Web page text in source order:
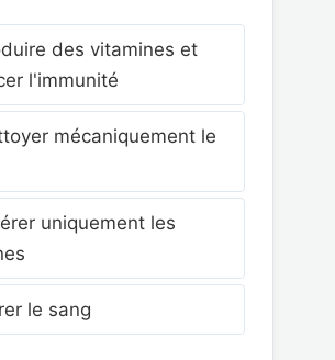
des vitamines et
l'immunité
mécaniquement le
uniquement les
le sang